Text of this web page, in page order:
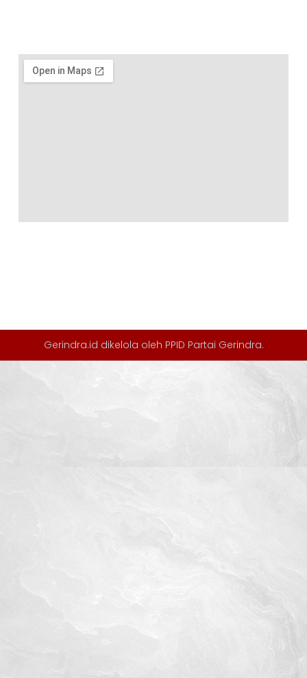
Gerindra.id dikelola oleh PPID Partai Gerindra.